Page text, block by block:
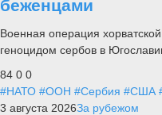
беженцами
Военная операция
геноцидом сербов в
84 0 0
#НАТО #ООН #Сербия #США
3 августа 2026За рубежом